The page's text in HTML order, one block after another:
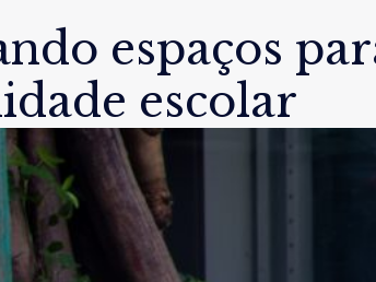
espaços
escolar